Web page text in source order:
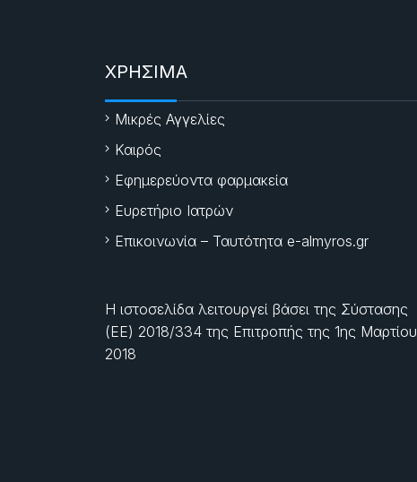
ΧΡΗΣΙΜΑ
Μικρές Αγγελίες
Καιρός
Εφημερεύοντα φαρμακεία
Ευρετήριο Ιατρών
Επικοινωνία – Ταυτότητα e-almyros.gr
Η ιστοσελίδα λειτουργεί βάσει της Σύστασης
(ΕΕ) 2018/334 της Επιτροπής της 1ης Μαρτίου
2018